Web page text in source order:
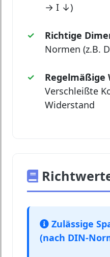
→ I ↓)
Richtige
Normen (z.B.
Regelmäßige
Verschleißte
Widerstand
Zulässige
(nach DIN-